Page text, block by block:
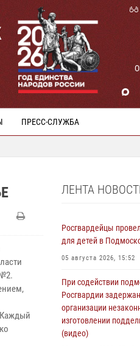
ПРЕСС-СЛУЖБА
Каждый
ЛЕНТА
Росгвардейцы
для детей в
05 августа 2026, 15:52
При содействии
Росгвардии
организации
изготовлении
(видео)